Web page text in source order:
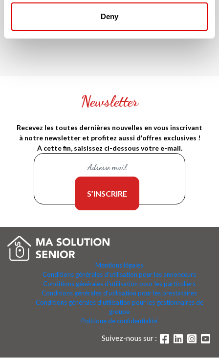
Deny
RÉSIDENCE SÉNIOR QUI ME
CORRESPONDE !
Newsletter
Recevez les toutes dernières nouvelles en vous inscrivant
à notre newsletter et profitez aussi d'offres exclusives !
À cette fin, saisissez ci-dessous votre e-mail.
Mentions légales
Conditions générales d'utilisation pour les annonceurs
Conditions générales d'utilisation pour les particuliers
Conditions générales d'utilisation pour les prestataires
Conditions générales d'utilisation pour les gestionnaires de
groupe
Politique de confidentialité
Suivez-nous sur :